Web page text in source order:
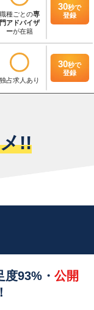
職種ごとの専
門アドバイザ
ーが在籍
30秒で
登録
独占求人あり
30秒で
登録
!!
93%・ 公開